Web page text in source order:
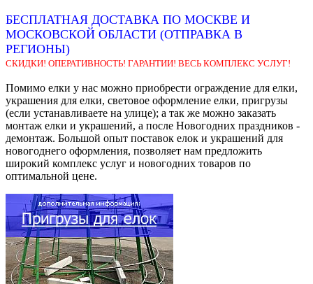
БЕСПЛАТНАЯ ДОСТАВКА ПО МОСКВЕ И
МОСКОВСКОЙ ОБЛАСТИ (ОТПРАВКА В
РЕГИОНЫ)
СКИДКИ! ОПЕРАТИВНОСТЬ! ГАРАНТИИ! ВЕСЬ КОМПЛЕКС УСЛУГ!
Помимо елки у нас можно приобрести ограждение для елки,
украшения для елки, световое оформление елки, пригрузы
(если устанавливаете на улице); а так же можно заказать
монтаж елки и украшений, а после Новогодних праздников -
демонтаж. Большой опыт поставок елок и украшений для
новогоднего оформления, позволяет нам предложить
широкий комплекс услуг и новогодних товаров по
оптимальной цене.